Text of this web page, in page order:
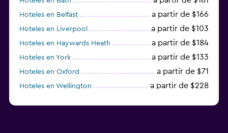
Hoteles en Belfast a partir de $166
Hoteles en Liverpool a partir de $103
Hoteles en Haywards Heath a partir de $184
Hoteles en York a partir de $133
Hoteles en Oxford a partir de $71
Hoteles en Wellington a partir de $228